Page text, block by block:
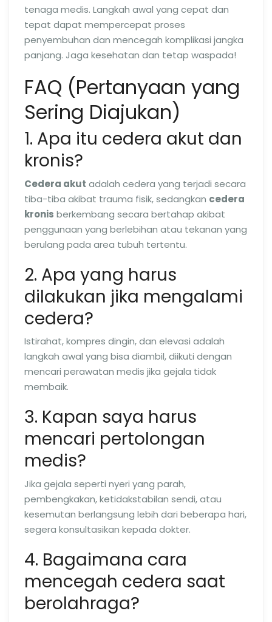
tenaga medis. Langkah awal yang cepat dan
tepat dapat mempercepat proses
penyembuhan dan mencegah komplikasi jangka
panjang. Jaga kesehatan dan tetap waspada!
FAQ (Pertanyaan yang
Sering Diajukan)
1. Apa itu cedera akut dan
kronis?
Cedera akut adalah cedera yang terjadi secara
tiba-tiba akibat trauma fisik, sedangkan cedera
kronis berkembang secara bertahap akibat
penggunaan yang berlebihan atau tekanan yang
berulang pada area tubuh tertentu.
2. Apa yang harus
dilakukan jika mengalami
cedera?
Istirahat, kompres dingin, dan elevasi adalah
langkah awal yang bisa diambil, diikuti dengan
mencari perawatan medis jika gejala tidak
membaik.
3. Kapan saya harus
mencari pertolongan
medis?
Jika gejala seperti nyeri yang parah,
pembengkakan, ketidakstabilan sendi, atau
kesemutan berlangsung lebih dari beberapa hari,
segera konsultasikan kepada dokter.
4. Bagaimana cara
mencegah cedera saat
berolahraga?